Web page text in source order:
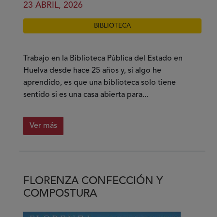
23 ABRIL, 2026
BIBLIOTECA
Trabajo en la Biblioteca Pública del Estado en
Huelva desde hace 25 años y, si algo he
aprendido, es que una biblioteca solo tiene
sentido si es una casa abierta para...
Ver más
sobre
los
sentidos:
FLORENZA CONFECCIÓN Y
COMPOSTURA